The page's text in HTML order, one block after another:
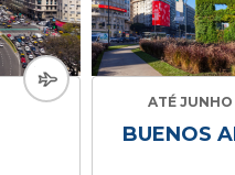
ATÉ
BUENOS